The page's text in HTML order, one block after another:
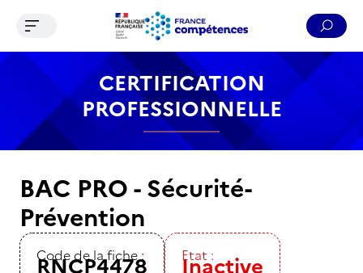
Contenu Recherche Menu Pied de page
Ouvrir le menu de navigation
CERTIFICATION
PROFESSIONNELLE
BAC PRO - Sécurité-
Prévention
Code de la fiche :
RNCP4478 Etat :
Inactive